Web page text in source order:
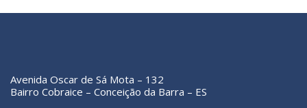
Avenida Oscar de Sá Mota – 132
Bairro Cobraice – Conceição da Barra – ES